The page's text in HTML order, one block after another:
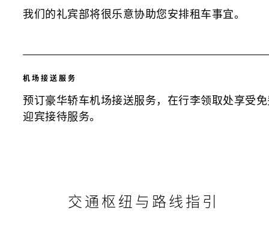
我们的礼宾部将很乐意协助您安排租车事宜。
机场接送服务
预订豪华轿车机场接送服务，在行李领取处享受
迎宾接待服务。
交通枢纽与路线指引